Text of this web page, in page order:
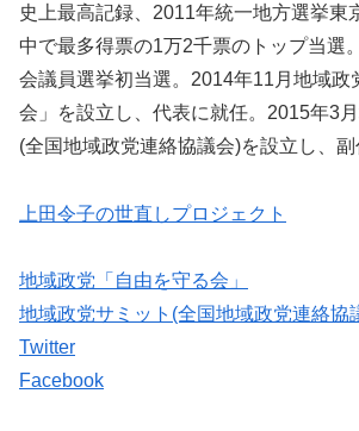
史上最高記録、2011年統一地方選挙東
中で最多得票の1万2千票のトップ当選
会議員選挙初当選。2014年11月地域政
会」を設立し、代表に就任。2015年3
(全国地域政党連絡協議会)を設立し、副
上田令子の世直しプロジェクト
地域政党「自由を守る会」
地域政党サミット(全国地域政党連絡協
Twitter
Facebook